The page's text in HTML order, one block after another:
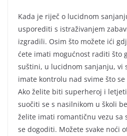
Kada je riječ o lucidnom
usporediti s istraživanjem
izgradili. Osim što možete ići
ćete imati mogućnost raditi što
suštini, u lucidnom sanjanju, vi
imate kontrolu nad svime što
Ako želite biti superheroj i
suočiti se s nasilnikom u školi
želite imati romantičnu vezu sa
se dogoditi. Možete svake noći